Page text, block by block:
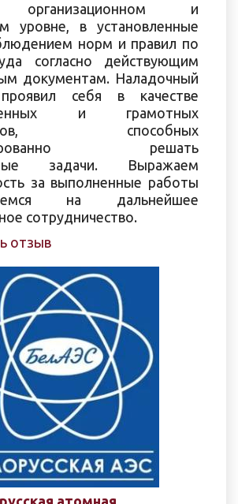
организационном и
уровне, в установленные
норм и правил по
согласно действующим
документам. Наладочный
себя в качестве
и грамотных
способных
решать
задачи. Выражаем
за выполненные работы
на дальнейшее
сотрудничество.
отзыв
атомная